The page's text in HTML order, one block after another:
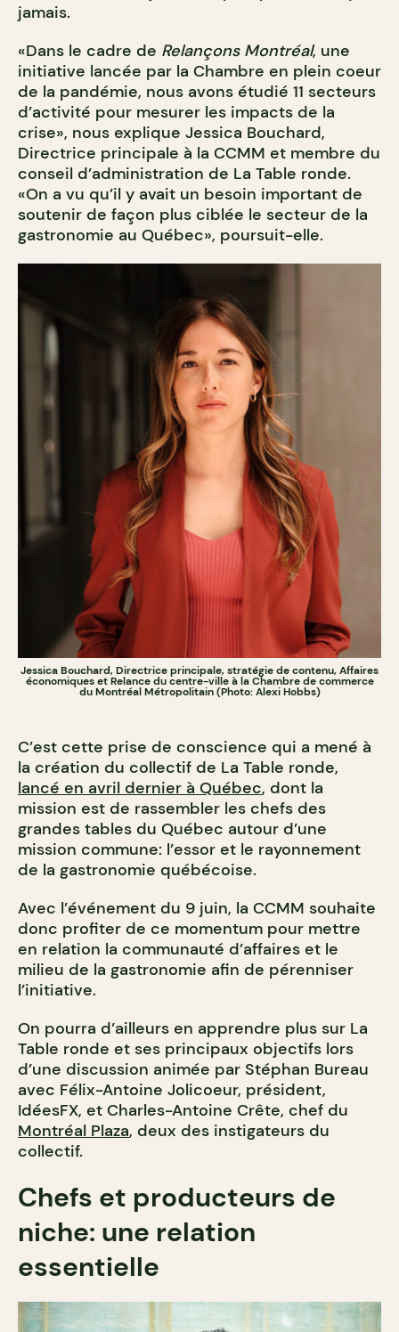
jamais.
«Dans le cadre de Relançons Montréal, une
initiative lancée par la Chambre en plein coeur
de la pandémie, nous avons étudié 11 secteurs
d’activité pour mesurer les impacts de la
crise», nous explique Jessica Bouchard,
Directrice principale à la CCMM et membre du
conseil d’administration de La Table ronde.
«On a vu qu’il y avait un besoin important de
soutenir de façon plus ciblée le secteur de la
gastronomie au Québec», poursuit-elle.
Jessica Bouchard, Directrice principale, stratégie de contenu, Affaires
économiques et Relance du centre-ville à la Chambre de commerce
du Montréal Métropolitain (Photo: Alexi Hobbs)
C’est cette prise de conscience qui a mené à
la création du collectif de La Table ronde,
lancé en avril dernier à Québec, dont la
mission est de rassembler les chefs des
grandes tables du Québec autour d’une
mission commune: l’essor et le rayonnement
de la gastronomie québécoise.
Avec l’événement du 9 juin, la CCMM souhaite
donc profiter de ce momentum pour mettre
en relation la communauté d’affaires et le
milieu de la gastronomie afin de pérenniser
l’initiative.
On pourra d’ailleurs en apprendre plus sur La
Table ronde et ses principaux objectifs lors
d’une discussion animée par Stéphan Bureau
avec Félix-Antoine Jolicoeur, président,
IdéesFX, et Charles-Antoine Crête, chef du
Montréal Plaza, deux des instigateurs du
collectif.
Chefs et producteurs de
niche: une relation
essentielle